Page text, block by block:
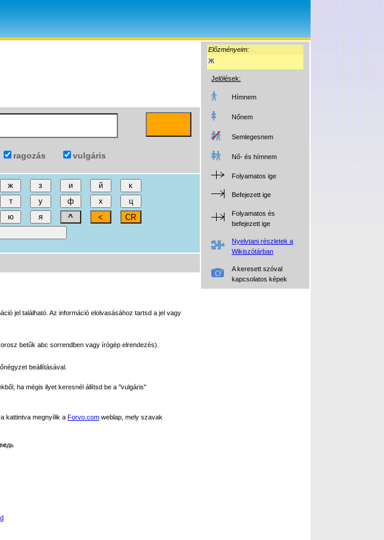
Előzményeim:
Ж
Jelölések:
Hímnem
Nőnem
Semlegesnem
Nő- és hímnem
Folyamatos ige
Befejezett ige
Folyamatos és
befejezett ige
Nyelvtani részletek a
Wikiszótárban
A keresett szóval
kapcsolatos képek
ragozás vulgáris
jel található. Az információ elolvasásához tartsd a jel vagy
betűk abc sorrendben vagy írógép elrendezés).
beállításával.
ha mégis ilyet keresnél állítsd be a "vulgáris"
kattintva megnyílik a Forvo.com weblap, mely szavak
едь